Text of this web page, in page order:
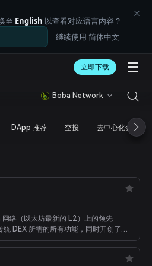
至 English 以查看对应语言内容？
继续使用 简体中文
立即下载
Boba Network
DApp 推荐 空投 去中心化金融
络（以太坊最新的 L2）上的领先
DEX 所需的所有功能，同时开创了
制价值 (PCV)。